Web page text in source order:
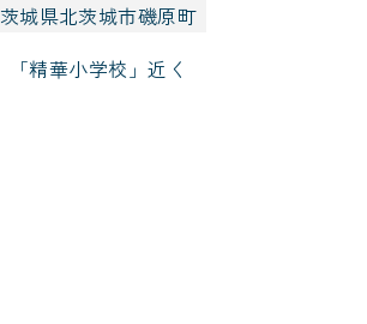
茨城県北茨城市磯原町
「精華小学校」近く